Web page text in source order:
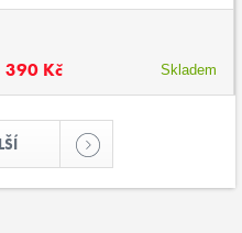
390 Kč Skladem